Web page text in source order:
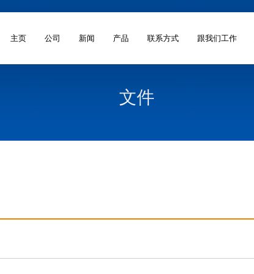
主页 公司 新闻 产品 联系方式 跟我们工作
文件